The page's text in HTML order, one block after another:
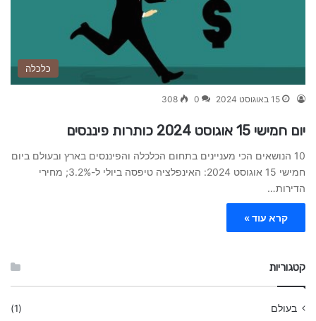
כלכלה
15 באוגוסט 2024 0
308
יום חמישי 15 אוגוסט 2024 כותרות פיננסים
10 הנושאים הכי מעניינים בתחום הכלכלה והפיננסים בארץ ובעולם ביום
חמישי 15 אוגוסט 2024: האינפלציה טיפסה ביולי ל-3.2%; מחירי
הדירות…
קרא עוד »
קטגוריות
בעולם
(1)